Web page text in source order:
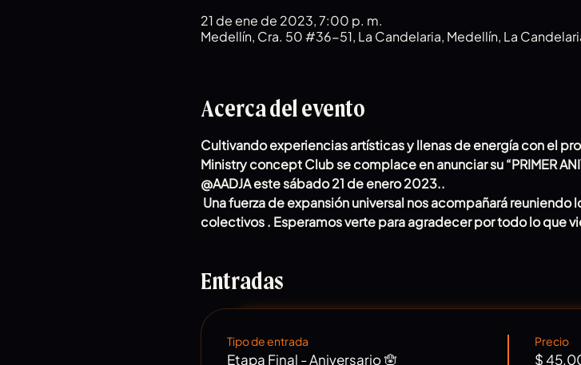
21 de ene de 2023, 7:00 p. m.
Medellín, Cra. 50 #36-51, La Candelaria, Medellín, La
Acerca del evento
Cultivando experiencias artísticas y llenas de energía con el
Ministry concept Club se complace en anunciar su “PRIMER
@AADJA este sábado 21 de enero 2023..
Una fuerza de expansión universal nos acompañará
colectivos . Esperamos verte para agradecer por todo lo que
Entradas
Tipo de entrada
Etapa Final - Aniversario 🪬
Precio
$